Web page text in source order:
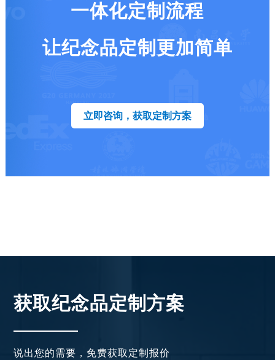
一体化定制流程
让纪念品定制更加简单
立即咨询，获取定制方案
获取纪念品定制方案
说出您的需要，免费获取定制报价